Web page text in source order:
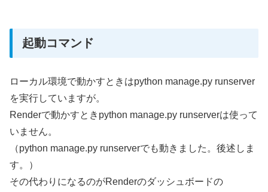
起動コマンド
ローカル環境で動かすときはpython manage.py runserver
を実行していますが。
Renderで動かすときpython manage.py runserverは使って
いません。
（python manage.py runserverでも動きました。後述しま
す。）
その代わりになるのがRenderのダッシュボードの